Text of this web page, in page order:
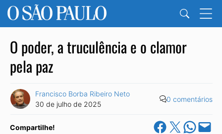
O poder, a truculência e o clamor
pela paz
Francisco Borba Ribeiro Neto
30 de julho de 2025
0 comentários
Compartilhe! Share on Facebook
Share on X Share on
Email this